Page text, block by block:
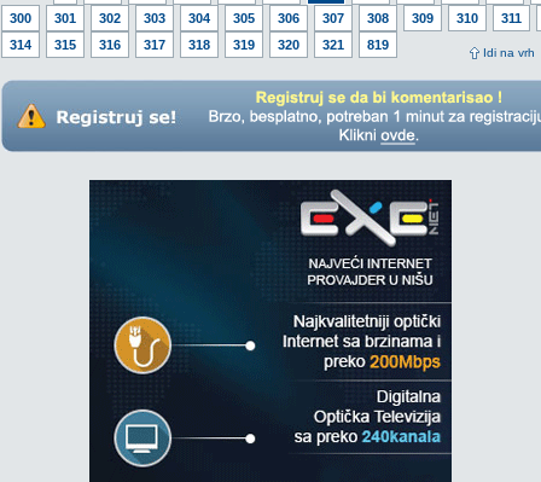
300
301 302 303 304 305 306 307 308 309 310
311
314
315 316 317 318 319 320 321 819
Idi na vrh